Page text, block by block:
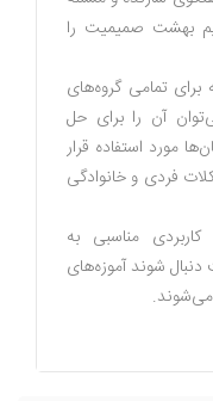
بهشت صمیمیت را
تمامی گروه‌های
آن را برای حل
مورد استفاده قرار
فردی و خانوادگی
مناسبی به
شوند آموزه‌های
می‌شوند.